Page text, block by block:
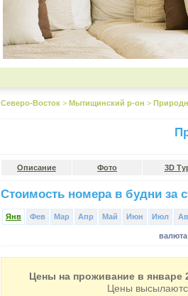
Северо-Восток > Мытищинский р-он >
Описание Фото 3D
Стоимость номера в будни за
Янв Фев Мар Апр Май Июн Июл
Цены на проживание в январе
Цены